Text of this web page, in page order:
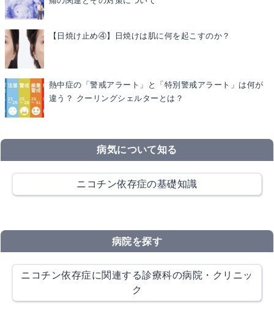
【日焼け止め④】日焼けは肌に何を起こすのか？
熱中症の「警戒アラート」と「特別警戒アラート」は何が
違う？ クーリングシェルターとは？
病気について知る
ニコチン依存症の基礎知識
病院を探す
ニコチン依存症に関連する診療科の病院・クリニッ
ク